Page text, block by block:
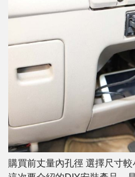
購買前丈量內孔徑 選擇尺寸較